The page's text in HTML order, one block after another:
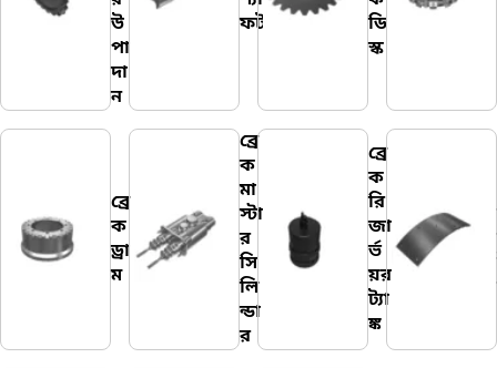
উ
পা
দা
ন
ফট
ডি
স্ক
ব্রে
ক
ড্রা
ম
ব্রে
ক
মা
স্টা
র
সি
লি
ন্ডা
র
ব্রে
ক
রি
জা
র্ভ
য়র
ট্যা
ঙ্ক